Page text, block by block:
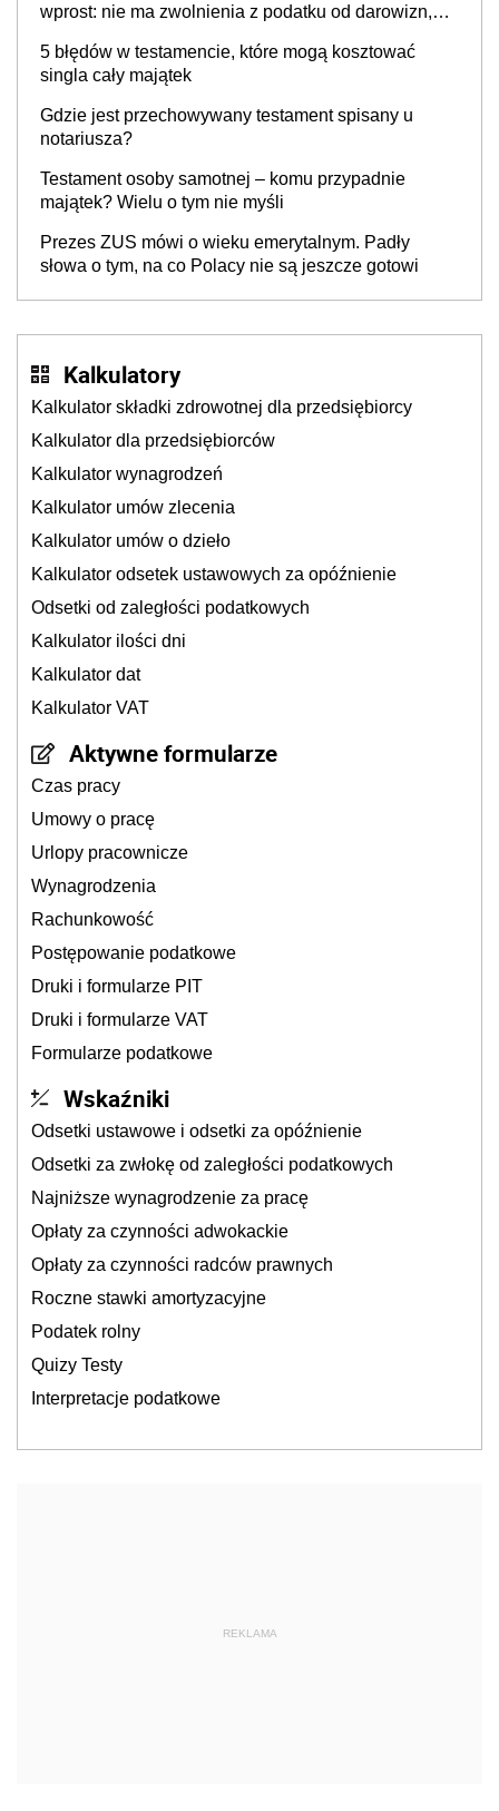
wprost: nie ma zwolnienia z podatku od darowizn,
obdarowanego
5 błędów w testamencie, które mogą kosztować
singla cały majątek
Gdzie jest przechowywany testament spisany u
notariusza?
Testament osoby samotnej – komu przypadnie
majątek? Wielu o tym nie myśli
Prezes ZUS mówi o wieku emerytalnym. Padły
słowa o tym, na co Polacy nie są jeszcze gotowi
Kalkulatory
Kalkulator składki zdrowotnej dla przedsiębiorcy
Kalkulator dla przedsiębiorców
Kalkulator wynagrodzeń
Kalkulator umów zlecenia
Kalkulator umów o dzieło
Kalkulator odsetek ustawowych za opóźnienie
Odsetki od zaległości podatkowych
Kalkulator ilości dni
Kalkulator dat
Kalkulator VAT
Aktywne formularze
Czas pracy
Umowy o pracę
Urlopy pracownicze
Wynagrodzenia
Rachunkowość
Postępowanie podatkowe
Druki i formularze PIT
Druki i formularze VAT
Formularze podatkowe
Wskaźniki
Odsetki ustawowe i odsetki za opóźnienie
Odsetki za zwłokę od zaległości podatkowych
Najniższe wynagrodzenie za pracę
Opłaty za czynności adwokackie
Opłaty za czynności radców prawnych
Roczne stawki amortyzacyjne
Podatek rolny
Quizy Testy
Interpretacje podatkowe
REKLAMA